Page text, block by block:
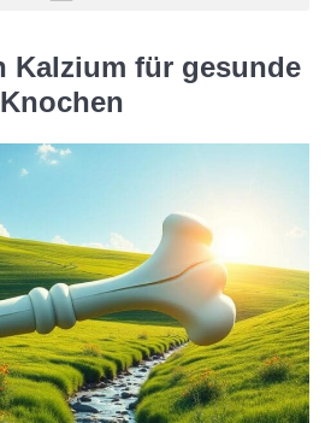
Kalzium für gesunde
Knochen